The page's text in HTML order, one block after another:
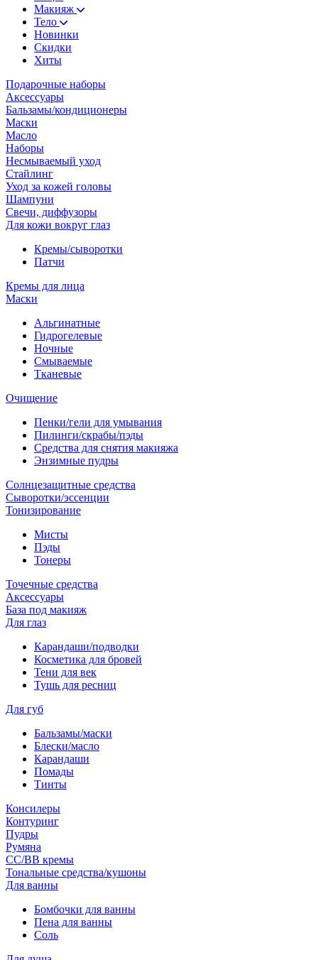
Макияж
Тело
Новинки
Скидки
Хиты
Подарочные наборы
Аксессуары
Бальзамы/кондиционеры
Маски
Масло
Наборы
Несмываемый уход
Стайлинг
Уход за кожей головы
Шампуни
Свечи, диффузоры
Для кожи вокруг глаз
Кремы/сыворотки
Патчи
Кремы для лица
Маски
Альгинатные
Гидрогелевые
Ночные
Смываемые
Тканевые
Очищение
Пенки/гели для умывания
Пилинги/скрабы/пэды
Средства для снятия макияжа
Энзимные пудры
Солнцезащитные средства
Сыворотки/эссенции
Тонизирование
Мисты
Пэды
Тонеры
Точечные средства
Аксессуары
База под макияж
Для глаз
Карандаши/подводки
Косметика для бровей
Тени для век
Тушь для ресниц
Для губ
Бальзамы/маски
Блески/масло
Карандаши
Помады
Тинты
Консилеры
Контуринг
Пудры
Румяна
СС/ВВ кремы
Тональные средства/кушоны
Для ванны
Бомбочки для ванны
Пена для ванны
Соль